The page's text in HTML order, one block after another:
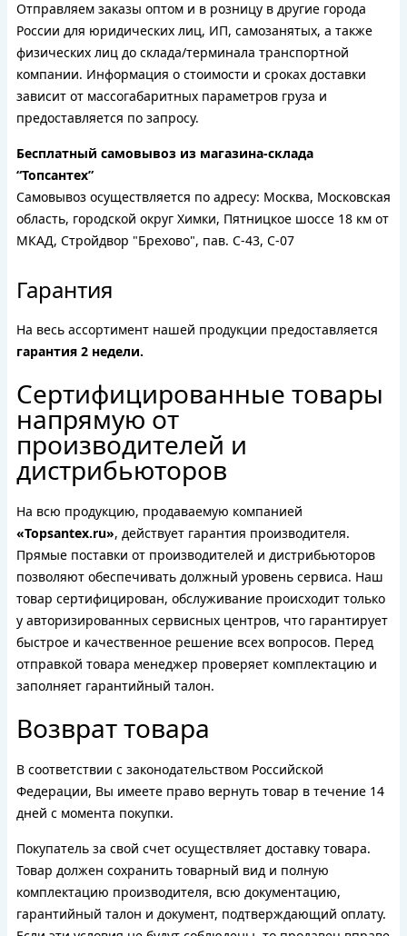
Отправляем заказы оптом и в розницу в другие города
России для юридических лиц, ИП, самозанятых, а также
физических лиц до склада/терминала транспортной
компании. Информация о стоимости и сроках доставки
зависит от массогабаритных параметров груза и
предоставляется по запросу.
Бесплатный самовывоз из магазина-склада
“Топсантех”
Самовывоз осуществляется по адресу: Москва, Московская
область, городской округ Химки, Пятницкое шоссе 18 км от
МКАД, Стройдвор "Брехово", пав. С-43, С-07
Гарантия
На весь ассортимент нашей продукции предоставляется
гарантия 2 недели.
Сертифицированные товары
напрямую от
производителей и
дистрибьюторов
На всю продукцию, продаваемую компанией
«Topsantex.ru», действует гарантия производителя.
Прямые поставки от производителей и дистрибьюторов
позволяют обеспечивать должный уровень сервиса. Наш
товар сертифицирован, обслуживание происходит только
у авторизированных сервисных центров, что гарантирует
быстрое и качественное решение всех вопросов. Перед
отправкой товара менеджер проверяет комплектацию и
заполняет гарантийный талон.
Возврат товара
В соответствии с законодательством Российской
Федерации, Вы имеете право вернуть товар в течение 14
дней с момента покупки.
Покупатель за свой счет осуществляет доставку товара.
Товар должен сохранить товарный вид и полную
комплектацию производителя, всю документацию,
гарантийный талон и документ, подтверждающий оплату.